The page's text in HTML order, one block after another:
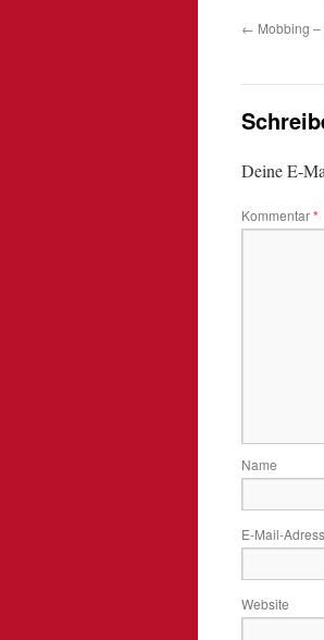
← Mobbing
Deine E-
Kommentar*
Name
E-Mail-
Website